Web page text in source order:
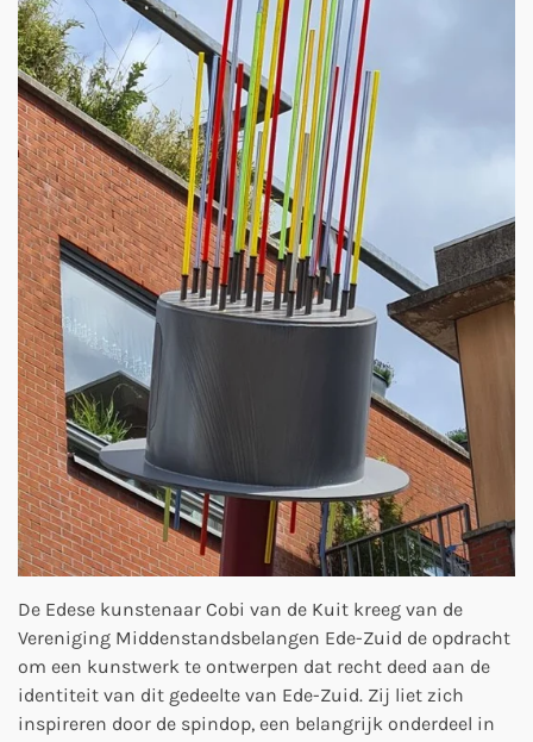
De Edese kunstenaar Cobi van de Kuit kreeg van de
Vereniging Middenstandsbelangen Ede-Zuid de opdracht
om een kunstwerk te ontwerpen dat recht deed aan de
identiteit van dit gedeelte van Ede-Zuid. Zij liet zich
inspireren door de spindop, een belangrijk onderdeel in